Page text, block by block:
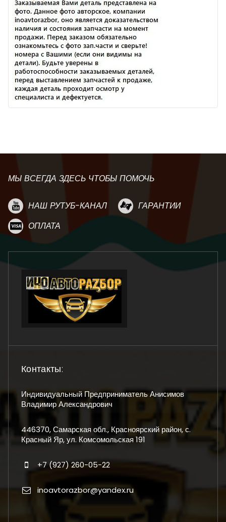
МЫ ВСЕГДА ЗДЕСЬ ЧТОБЫ ПОМОЧЬ
НАШ РУТУБ-КАНАЛ
ГАРАНТИИ
ОПЛАТА
Контакты:
Индивидуальный Предприниматель Анисимов
Владимир Александрович
446370, Самарская обл., Красноярский район, с.
Красный Яр, ул. Комсомольская 191
+7 (927) 260-05-22
inoavtorazbor@yandex.ru